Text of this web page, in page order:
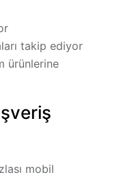
takip ediyor
ürünlerine
mobil